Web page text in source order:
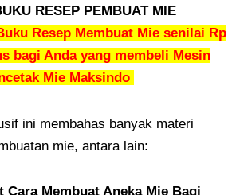
RESEP PEMBUAT MIE
Resep Membuat Mie senilai Rp
bagi Anda yang membeli Mesin
Mie Maksindo
ini membahas banyak materi
mie, antara lain:
Cara Membuat Aneka Mie Bagi